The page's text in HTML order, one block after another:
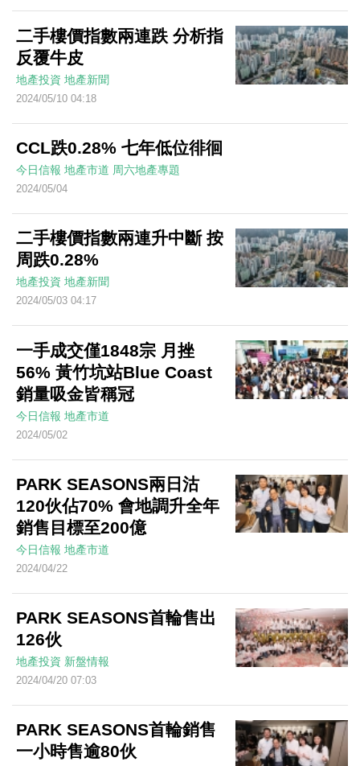
二手樓價指數兩連跌 分析指
反覆牛皮
地產投資 地產新聞
2024/05/10 04:18
CCL跌0.28% 七年低位徘徊
今日信報 地產市道 周六地產專題
2024/05/04
二手樓價指數兩連升中斷 按
周跌0.28%
地產投資 地產新聞
2024/05/03 04:17
一手成交僅1848宗 月挫
56% 黃竹坑站Blue Coast
銷量吸金皆稱冠
今日信報 地產市道
2024/05/02
PARK SEASONS兩日沽
120伙佔70% 會地調升全年
銷售目標至200億
今日信報 地產市道
2024/04/22
PARK SEASONS首輪售出
126伙
地產投資 新盤情報
2024/04/20 07:03
PARK SEASONS首輪銷售
一小時售逾80伙